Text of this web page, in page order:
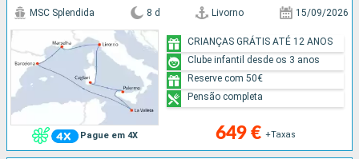
Pague em 4X
MSC Splendida 8 d Livorno 15/09/2026
649 € +Taxas
CRIANÇAS GRÁTIS ATÉ 12 ANOS
Clube infantil desde os 3 anos
Reserve com 50€
Pensão completa